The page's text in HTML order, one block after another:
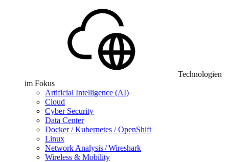
Technologien
im Fokus
Artificial Intelligence (AI)
Cloud
Cyber Security
Data Center
Docker / Kubernetes / OpenShift
Linux
Network Analysis / Wireshark
Wireless & Mobility